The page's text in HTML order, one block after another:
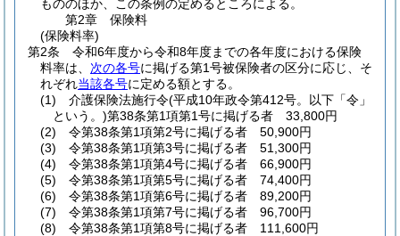
もののほか、この条例の定めるところによる。
第2章
保険料
(保険料率)
第2条
令和6年度から令和8年度までの各年度における保険
料率は、 次の各号に掲げる第1号被保険者の区分に応じ、そ
れぞれ当該各号に定める額とする。
(1)
介護保険法施行令(平成10年政令第412号。以下「令」
という。)第38条第1項第1号に掲げる者 33,800円
(2)
令第38条第1項第2号に掲げる者 50,900円
(3)
令第38条第1項第3号に掲げる者 51,300円
(4)
令第38条第1項第4号に掲げる者 66,900円
(5)
令第38条第1項第5号に掲げる者 74,400円
(6)
令第38条第1項第6号に掲げる者 89,200円
(7)
令第38条第1項第7号に掲げる者 96,700円
(8)
令第38条第1項第8号に掲げる者 111,600円